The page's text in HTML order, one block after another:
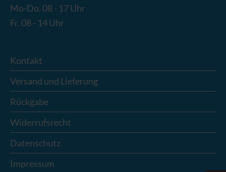
Mo-Do. 08 - 17 Uhr
Fr. 08 - 14 Uhr
Kontakt
Versand und Lieferung
Rückgabe
Widerrufsrecht
Datenschutz
Impressum